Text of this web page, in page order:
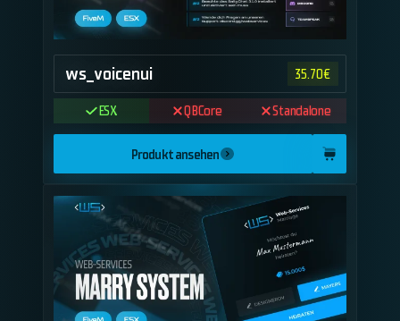
ws_voicenui 35.70€
ESX QBCore Standalone
Produkt ansehen